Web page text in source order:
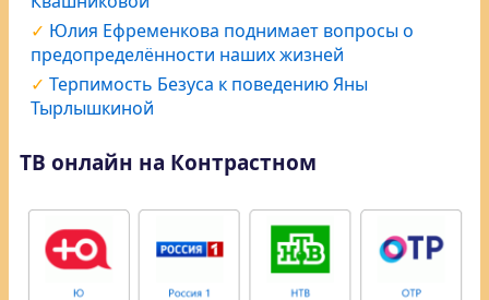
Юлия Ефременкова поднимает вопросы о
предопределённости наших жизней
Терпимость Безуса к поведению Яны
Тырлышкиной
ТВ онлайн на Контрастном